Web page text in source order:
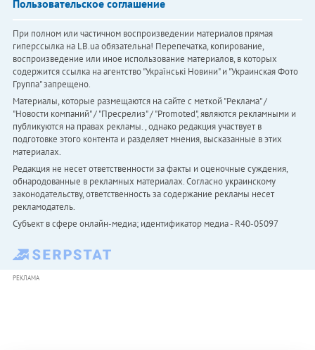
Пользовательское соглашение
При полном или частичном воспроизведении материалов прямая
гиперссылка на LB.ua обязательна! Перепечатка, копирование,
воспроизведение или иное использование материалов, в которых
содержится ссылка на агентство "Українськi Новини" и "Украинская Фото
Группа" запрещено.
Материалы, которые размещаются на сайте с меткой "Реклама" /
"Новости компаний" / "Пресрелиз" / "Promoted", являются рекламными и
публикуются на правах рекламы. , однако редакция участвует в
подготовке этого контента и разделяет мнения, высказанные в этих
материалах.
Редакция не несет ответственности за факты и оценочные суждения,
обнародованные в рекламных материалах. Согласно украинскому
законодательству, ответственность за содержание рекламы несет
рекламодатель.
Субъект в сфере онлайн-медиа; идентификатор медиа - R40-05097
РЕКЛАМА